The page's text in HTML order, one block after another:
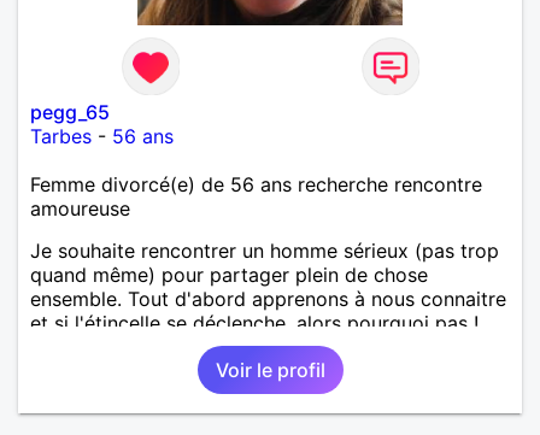
pegg_65
Tarbes - 56 ans
Femme divorcé(e) de 56 ans recherche rencontre
amoureuse
Je souhaite rencontrer un homme sérieux (pas trop
quand même) pour partager plein de chose
ensemble. Tout d'abord apprenons à nous connaitre
et si l'étincelle se déclenche, alors pourquoi pas !
Voir le profil